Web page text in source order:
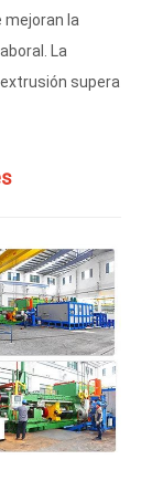
la
La
supera